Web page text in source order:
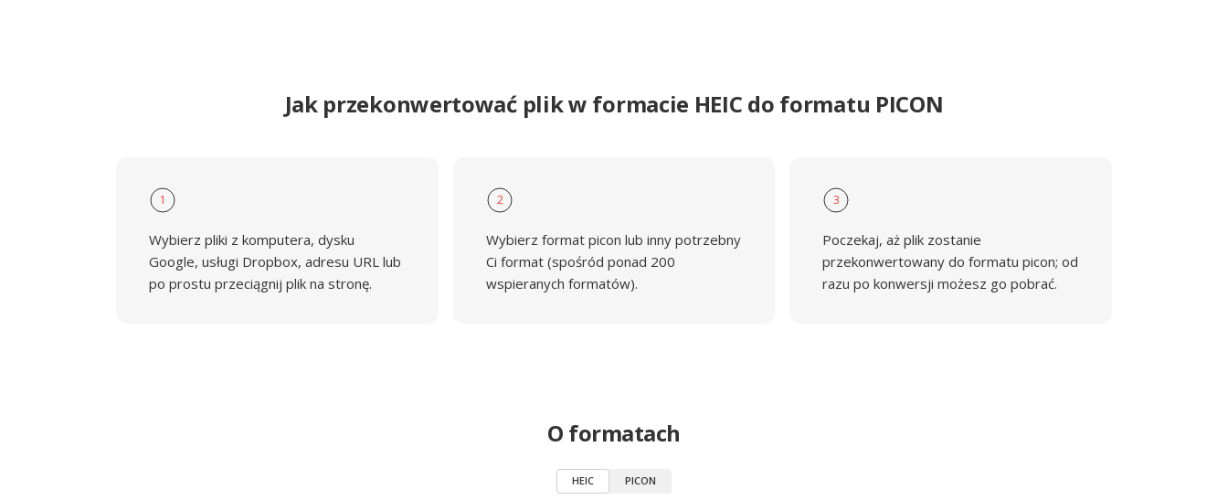
Jak przekonwertować plik w formacie HEIC do formatu PICON
1
Wybierz pliki z komputera, dysku
Google, usługi Dropbox, adresu URL lub
po prostu przeciągnij plik na stronę.
2
Wybierz format picon lub inny potrzebny
Ci format (spośród ponad 200
wspieranych formatów).
3
Poczekaj, aż plik zostanie
przekonwertowany do formatu picon; od
razu po konwersji możesz go pobrać.
O formatach
HEIC PICON